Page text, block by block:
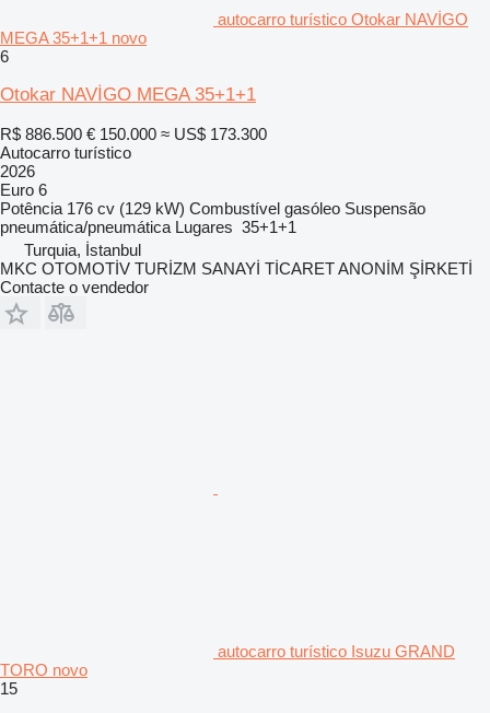
autocarro turístico Otokar NAVİGO
MEGA 35+1+1 novo
6
Otokar NAVİGO MEGA 35+1+1
R$ 886.500 € 150.000 ≈ US$ 173.300
Autocarro turístico
2026
Euro 6
Potência 176 cv (129 kW) Combustível gasóleo Suspensão
pneumática/pneumática Lugares 35+1+1
Turquia, İstanbul
MKC OTOMOTİV TURİZM SANAYİ TİCARET ANONİM ŞİRKETİ
Contacte o vendedor
autocarro turístico Isuzu GRAND
TORO novo
15